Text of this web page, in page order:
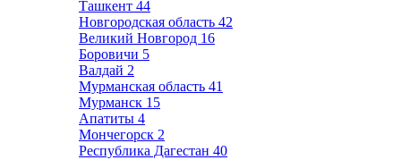
Ташкент 44
Новгородская область 42
Великий Новгород 16
Боровичи 5
Валдай 2
Мурманская область 41
Мурманск 15
Апатиты 4
Мончегорск 2
Республика Дагестан 40